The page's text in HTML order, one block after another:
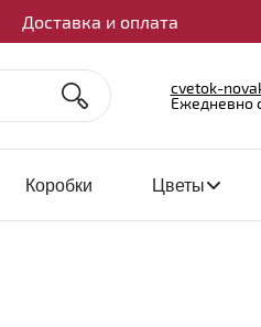
Доставка и оплата
cvetok-
Ежедневно
Коробки Цветы